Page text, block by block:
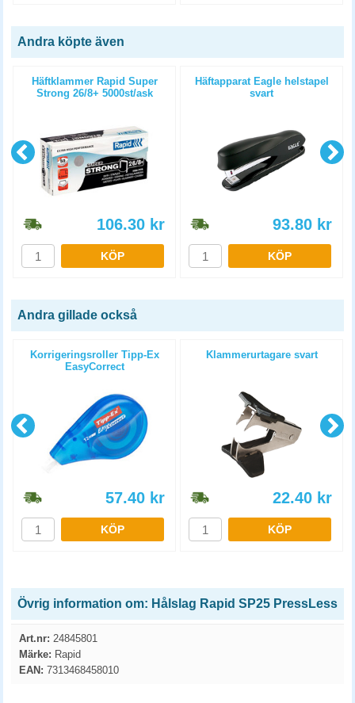
Andra köpte även
Häftklammer Rapid Super
Strong 26/8+ 5000st/ask
106.30 kr
KÖP
Häftapparat Eagle helstapel
svart
93.80 kr
KÖP
Andra gillade också
Korrigeringsroller Tipp-Ex
EasyCorrect
57.40 kr
KÖP
Klammerurtagare svart
22.40 kr
KÖP
Övrig information om: Hålslag Rapid SP25 PressLess
Art.nr: 24845801
Märke: Rapid
EAN: 7313468458010